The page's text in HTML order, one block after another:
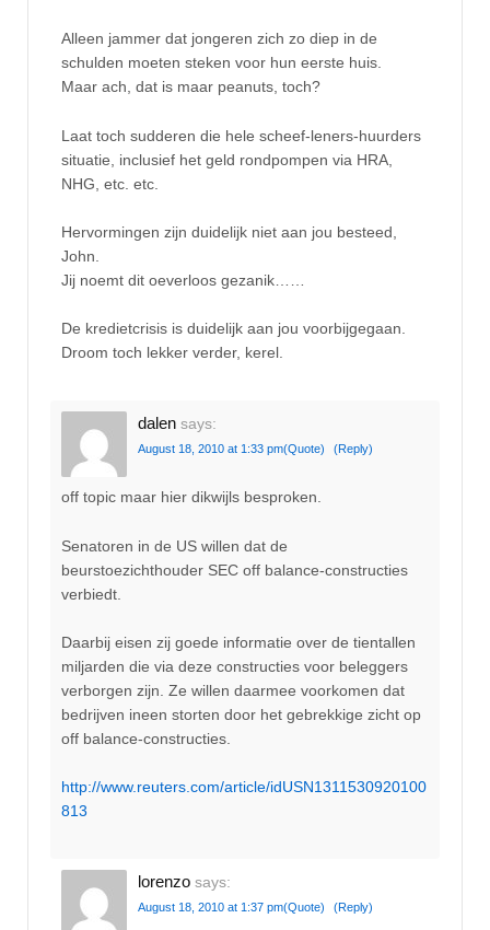
Alleen jammer dat jongeren zich zo diep in de
schulden moeten steken voor hun eerste huis.
Maar ach, dat is maar peanuts, toch?
Laat toch sudderen die hele scheef-leners-huurders
situatie, inclusief het geld rondpompen via HRA,
NHG, etc. etc.
Hervormingen zijn duidelijk niet aan jou besteed,
John.
Jij noemt dit oeverloos gezanik……
De kredietcrisis is duidelijk aan jou voorbijgegaan.
Droom toch lekker verder, kerel.
dalen says:
August 18, 2010 at 1:33 pm(Quote) (Reply)
off topic maar hier dikwijls besproken.
Senatoren in de US willen dat de
beurstoezichthouder SEC off balance-constructies
verbiedt.
Daarbij eisen zij goede informatie over de tientallen
miljarden die via deze constructies voor beleggers
verborgen zijn. Ze willen daarmee voorkomen dat
bedrijven ineen storten door het gebrekkige zicht op
off balance-constructies.
http://www.reuters.com/article/idUSN1311530920100
813
lorenzo says:
August 18, 2010 at 1:37 pm(Quote) (Reply)